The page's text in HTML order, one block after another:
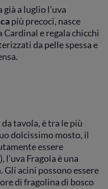
a luglio l’uva
più precoci, nasce
Cardinal e regala chicchi
da pelle spessa e
tavola, è tra le più
dolcissimo mosto, il
essere
Fragola è una
acini possono essere
di fragolina di bosco